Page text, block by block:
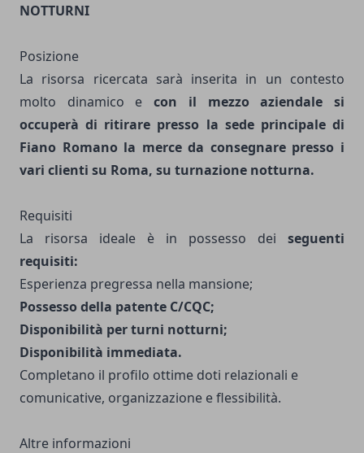
NOTTURNI
Posizione
La risorsa ricercata sarà inserita in un contesto
molto dinamico econ il mezzo aziendale si
occuperà di ritirare presso la sede principale di
Fiano Romano la merce da consegnare presso i
vari clienti su Roma, su turnazione notturna.
Requisiti
La risorsa ideale è in possesso dei seguenti
requisiti:
Esperienza pregressa nella mansione;
Possesso della patente C/CQC;
Disponibilità per turni notturni;
Disponibilità immediata.
Completano il profilo ottime doti relazionali e
comunicative, organizzazione e flessibilità.
Altre informazioni